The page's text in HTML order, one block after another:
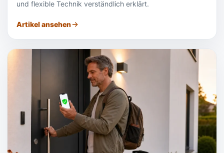
und flexible Technik verständlich erklärt.
Artikel ansehen